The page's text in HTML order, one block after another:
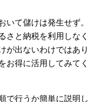
いて儲けは発生せず。
さと納税を利用しなく
が出ないわけではあり
お得に活用してみてく
で行うか簡単に説明し